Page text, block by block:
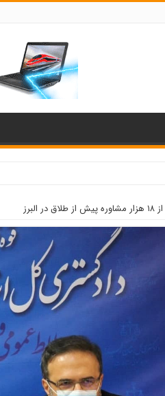
در البرز